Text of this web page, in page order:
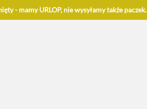
- mamy URLOP, nie wysyłamy także paczek.